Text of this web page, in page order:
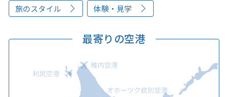
旅のスタイル 体験・見学
最寄りの空港